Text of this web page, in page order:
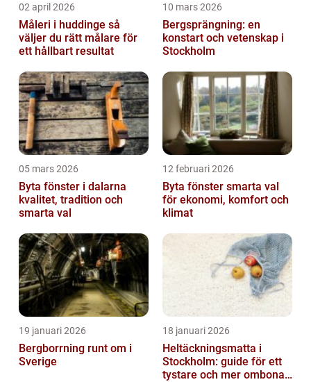
02 april 2026
Måleri i huddinge så
väljer du rätt målare för
ett hållbart resultat
10 mars 2026
Bergsprängning: en
konstart och vetenskap i
Stockholm
05 mars 2026
Byta fönster i dalarna
kvalitet, tradition och
smarta val
12 februari 2026
Byta fönster smarta val
för ekonomi, komfort och
klimat
19 januari 2026
Bergborrning runt om i
Sverige
18 januari 2026
Heltäckningsmatta i
Stockholm: guide för ett
tystare och mer ombonat